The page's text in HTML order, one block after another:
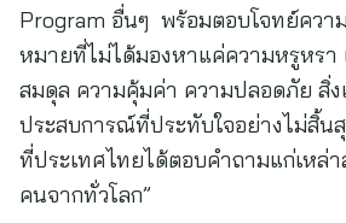
Program อื่นๆ พร้อมตอบโจทย์ควา
หมายที่ไม่ได้มองหาแค่ความหรูหรา
สมดุล ความคุ้มค่า ความปลอดภัย สิ่ง
ประสบการณ์ที่ประทับใจอย่างไม่สิ้น
ที่ประเทศไทยได้ตอบคำถามแก่เหล่
คนจากทั่วโลก”